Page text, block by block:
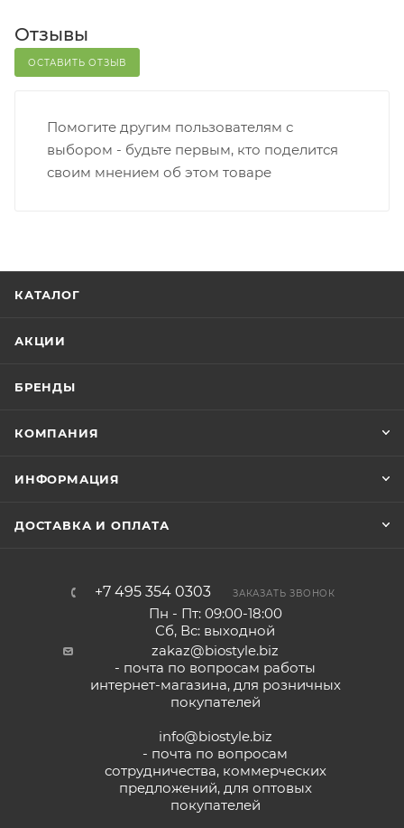
Отзывы
ОСТАВИТЬ ОТЗЫВ
Помогите другим пользователям с
выбором - будьте первым, кто поделится
своим мнением об этом товаре
КАТАЛОГ
АКЦИИ
БРЕНДЫ
КОМПАНИЯ
ИНФОРМАЦИЯ
ДОСТАВКА И ОПЛАТА
+7 495 354 0303 ЗАКАЗАТЬ ЗВОНОК
Пн - Пт: 09:00-18:00
Сб, Вс: выходной
zakaz@biostyle.biz
- почта по вопросам работы
интернет-магазина, для розничных
покупателей
info@biostyle.biz
- почта по вопросам
сотрудничества, коммерческих
предложений, для оптовых
покупателей